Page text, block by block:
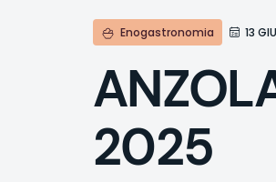
Enogastronomia 13
2025